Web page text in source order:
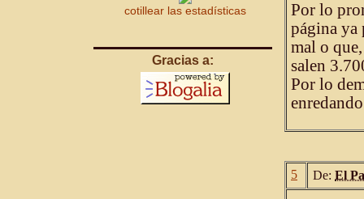
cotillear las estadísticas
Gracias a:
Por lo
página ya
mal o
salen
Por lo
5 De: El